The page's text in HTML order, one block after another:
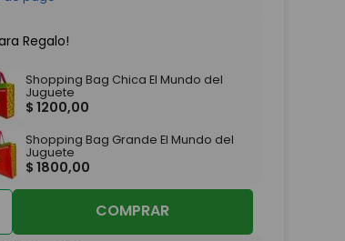
Regalo!
Shopping Bag Chica El Mundo del
Juguete
$ 1200,00
Shopping Bag Grande El Mundo del
Juguete
$ 1800,00
COMPRAR